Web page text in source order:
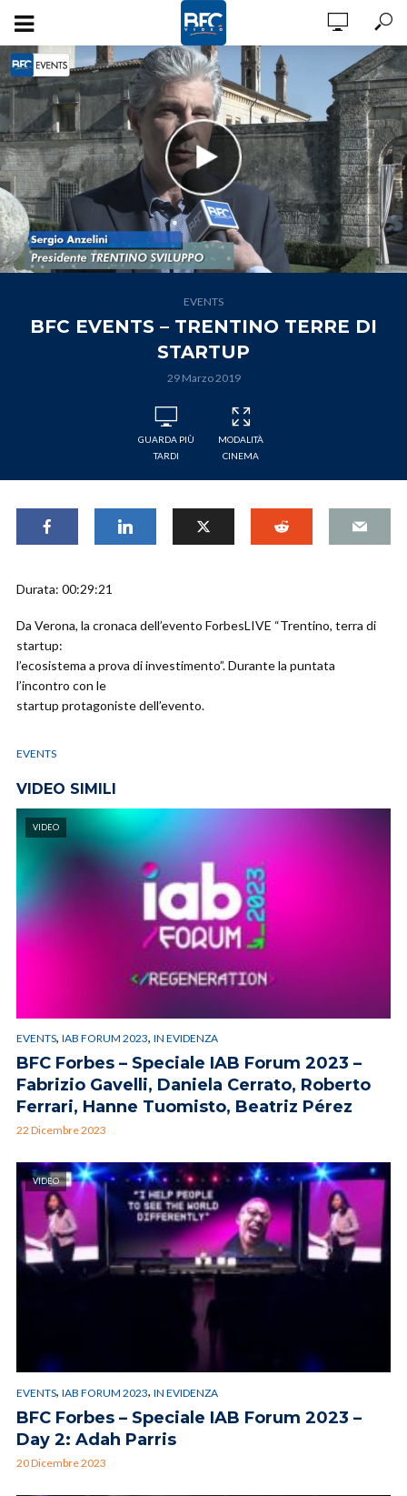
EVENTS
BFC EVENTS – TRENTINO TERRE DI
STARTUP
29 Marzo 2019
GUARDA PIÙ
TARDI
MODALITÀ
CINEMA
Durata: 00:29:21
Da Verona, la cronaca dell’evento ForbesLIVE “Trentino, terra di
startup:
l’ecosistema a prova di investimento”. Durante la puntata
l’incontro con le
startup protagoniste dell’evento.
EVENTS
VIDEO SIMILI
VIDEO
EVENTS, IAB FORUM 2023, IN EVIDENZA
BFC Forbes – Speciale IAB Forum 2023 –
Fabrizio Gavelli, Daniela Cerrato, Roberto
Ferrari, Hanne Tuomisto, Beatriz Pérez
22 Dicembre 2023
VIDEO
EVENTS, IAB FORUM 2023, IN EVIDENZA
BFC Forbes – Speciale IAB Forum 2023 –
Day 2: Adah Parris
20 Dicembre 2023